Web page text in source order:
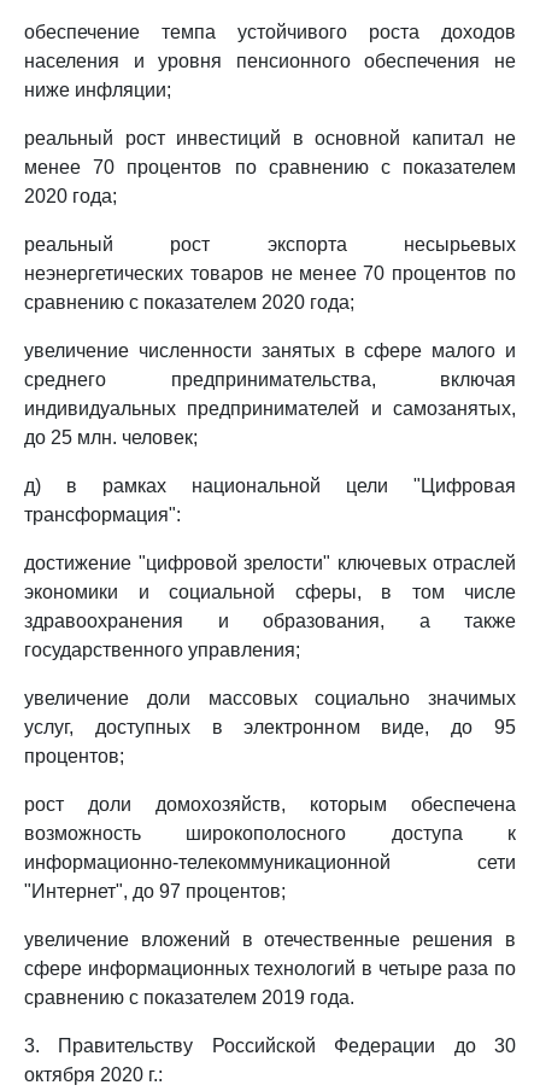
обеспечение темпа устойчивого роста доходов
населения и уровня пенсионного обеспечения не
ниже инфляции;
реальный рост инвестиций в основной капитал не
менее 70 процентов по сравнению с показателем
2020 года;
реальный рост экспорта несырьевых
неэнергетических товаров не менее 70 процентов по
сравнению с показателем 2020 года;
увеличение численности занятых в сфере малого и
среднего предпринимательства, включая
индивидуальных предпринимателей и самозанятых,
до 25 млн. человек;
д) в рамках национальной цели "Цифровая
трансформация":
достижение "цифровой зрелости" ключевых отраслей
экономики и социальной сферы, в том числе
здравоохранения и образования, а также
государственного управления;
увеличение доли массовых социально значимых
услуг, доступных в электронном виде, до 95
процентов;
рост доли домохозяйств, которым обеспечена
возможность широкополосного доступа к
информационно-телекоммуникационной сети
"Интернет", до 97 процентов;
увеличение вложений в отечественные решения в
сфере информационных технологий в четыре раза по
сравнению с показателем 2019 года.
3. Правительству Российской Федерации до 30
октября 2020 г.: